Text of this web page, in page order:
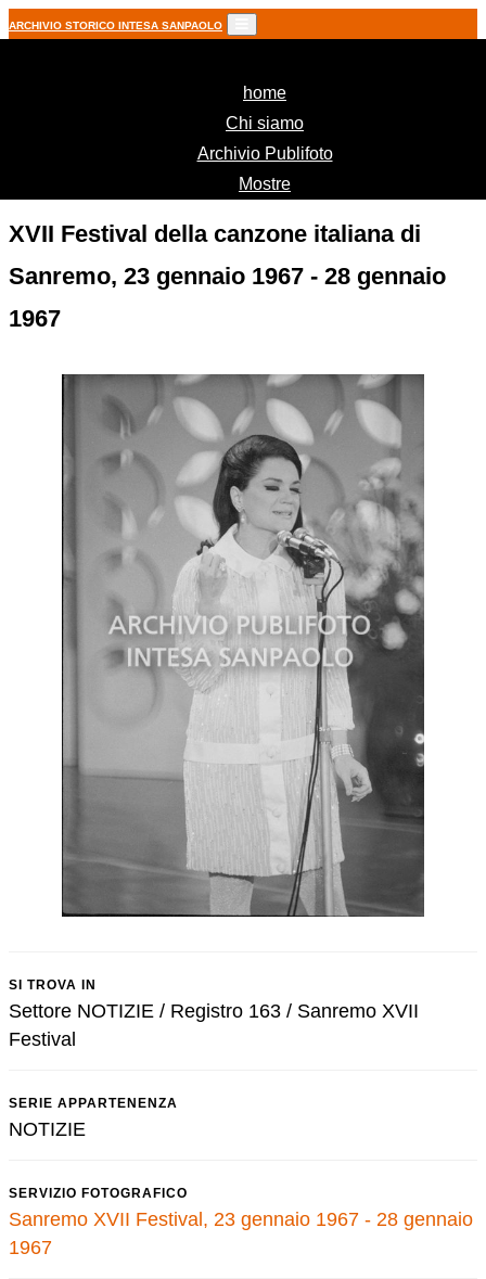
ARCHIVIO STORICO INTESA SANPAOLO
home(current)
Chi siamo
Archivio Publifoto
Mostre
XVII Festival della canzone italiana di
Sanremo, 23 gennaio 1967 - 28 gennaio
1967
SI TROVA IN
Settore NOTIZIE / Registro 163 / Sanremo XVII
Festival
SERIE APPARTENENZA
NOTIZIE
SERVIZIO FOTOGRAFICO
Sanremo XVII Festival, 23 gennaio 1967 - 28 gennaio
1967